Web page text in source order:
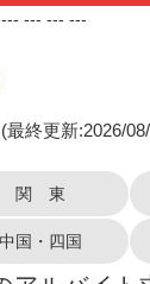
--- --- --- ---
(最終更新:2026/
関 東
中国・四国